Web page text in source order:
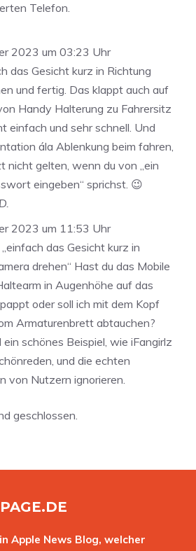
Telefon.
2023 um 03:23 Uhr
das Gesicht kurz in Richtung
und fertig. Das klappt auch auf
Handy Halterung zu Fahrersitz
einfach und sehr schnell. Und
ála Ablenkung beim fahren,
nicht gelten, wenn du von „ein
eingeben“ sprichst. 😉
2023 um 11:53 Uhr
das Gesicht kurz in
drehen“ Hast du das Mobile
in Augenhöhe auf das
oder soll ich mit dem Kopf
Armaturenbrett abtauchen?
schönes Beispiel, wie iFangirlz
und die echten
von Nutzern ignorieren.
geschlossen.
Apple News Blog, welcher